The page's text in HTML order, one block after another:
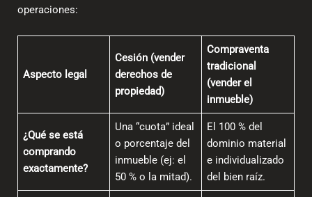
operaciones:
Aspecto legal
Cesión (vender
derechos de
propiedad)
Compraventa
tradicional
(vender el
inmueble)
¿Qué se está
comprando
exactamente?
Una “cuota” ideal
o porcentaje del
inmueble (ej: el
50 % o la mitad).
El 100 % del
dominio material
e individualizado
del bien raíz.